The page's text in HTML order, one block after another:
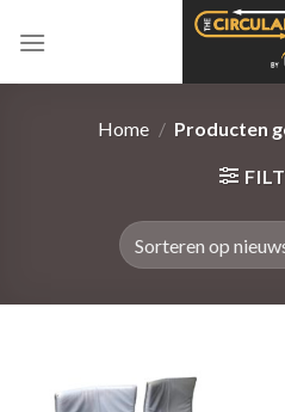
naar
Home / Producten